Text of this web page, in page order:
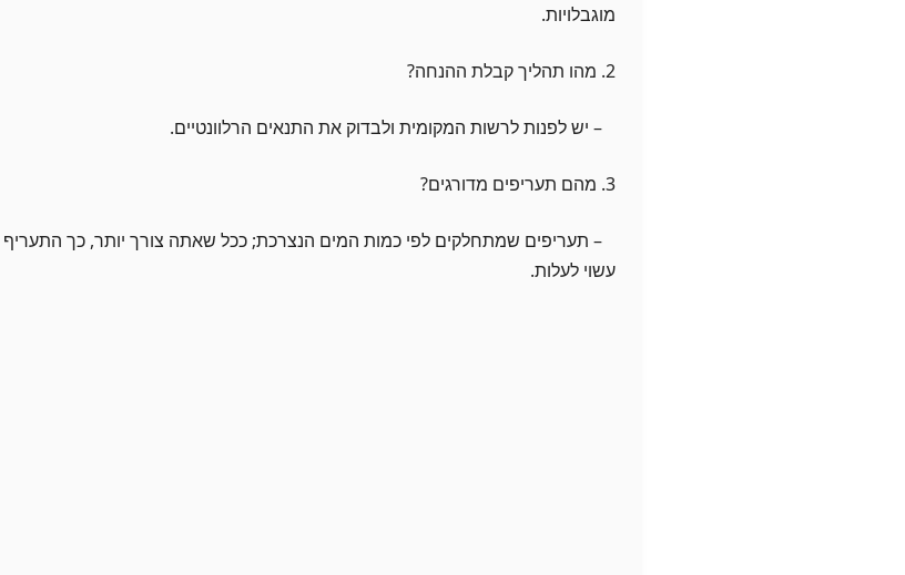
מוגבלויות.
2. מהו תהליך קבלת ההנחה?
– יש לפנות לרשות המקומית ולבדוק את התנאים הרלוונטיים.
3. מהם תעריפים מדורגים?
– תעריפים שמתחלקים לפי כמות המים הנצרכת; ככל שאתה צורך יותר, כך התעריף
עשוי לעלות.